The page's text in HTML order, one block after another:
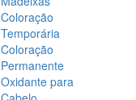
Coloração
Temporária
Coloração
Permanente
Oxidante para